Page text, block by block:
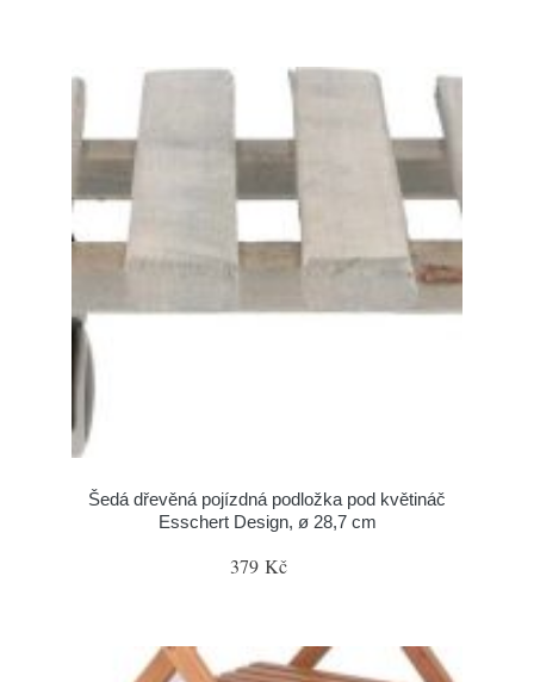
Šedá dřevěná pojízdná podložka pod květináč
Esschert Design, ø 28,7 cm
379 Kč